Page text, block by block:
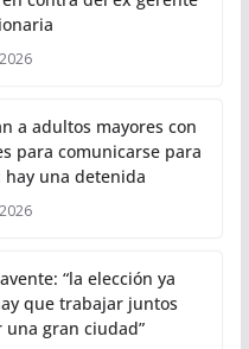
a adultos mayores con
para comunicarse para
hay una detenida
“la elección ya
que trabajar juntos
una gran ciudad”